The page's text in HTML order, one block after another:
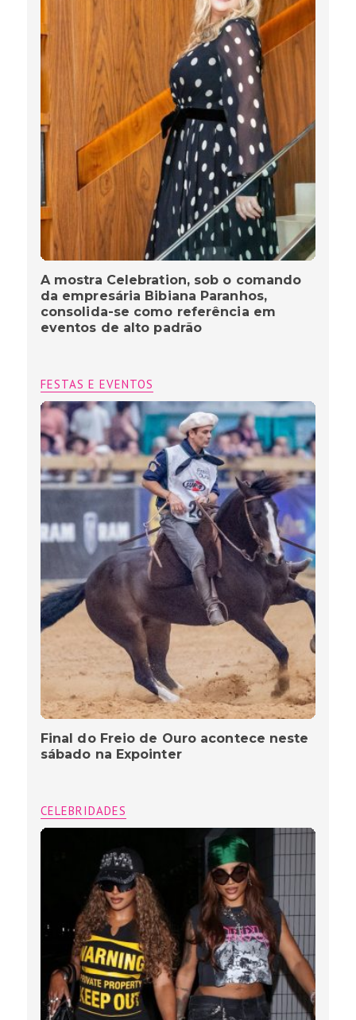
A mostra Celebration, sob o comando
da empresária Bibiana Paranhos,
consolida-se como referência em
eventos de alto padrão
FESTAS E EVENTOS
Final do Freio de Ouro acontece neste
sábado na Expointer
CELEBRIDADES